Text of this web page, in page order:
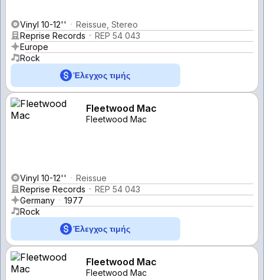
Vinyl 10-12''
Reissue, Stereo
Reprise Records
REP 54 043
Europe
Rock
Έλεγχος τιμής
Fleetwood Mac
Fleetwood Mac
Vinyl 10-12''
Reissue
Reprise Records
REP 54 043
Germany
1977
Rock
Έλεγχος τιμής
Fleetwood Mac
Fleetwood Mac